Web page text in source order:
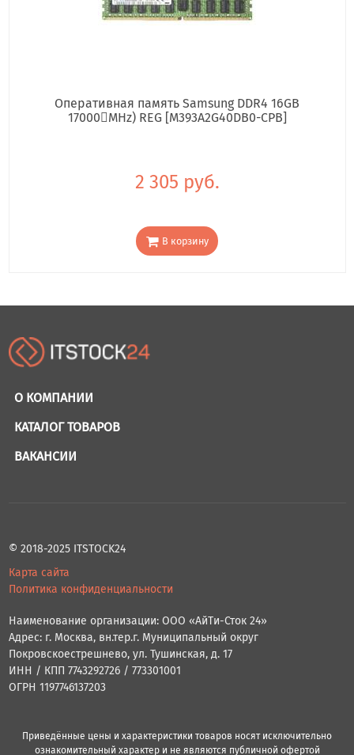
Оперативная память Samsung DDR4 16GB
17000񢋕MHz) REG [M393A2G40DB0-CPB]
2 305 руб.
В корзину
О КОМПАНИИ
КАТАЛОГ ТОВАРОВ
ВАКАНСИИ
© 2018-2025 ITSTOCK24
Карта сайта
Политика конфиденциальности
Наименование организации: ООО «АйТи-Сток 24»
Адрес: г. Москва, вн.тер.г. Муниципальный округ
Покровскоестрешнево, ул. Тушинская, д. 17
ИНН / КПП 7743292726 / 773301001
ОГРН 1197746137203
Приведённые цены и характеристики товаров носят исключительно
ознакомительный характер и не являются публичной офертой